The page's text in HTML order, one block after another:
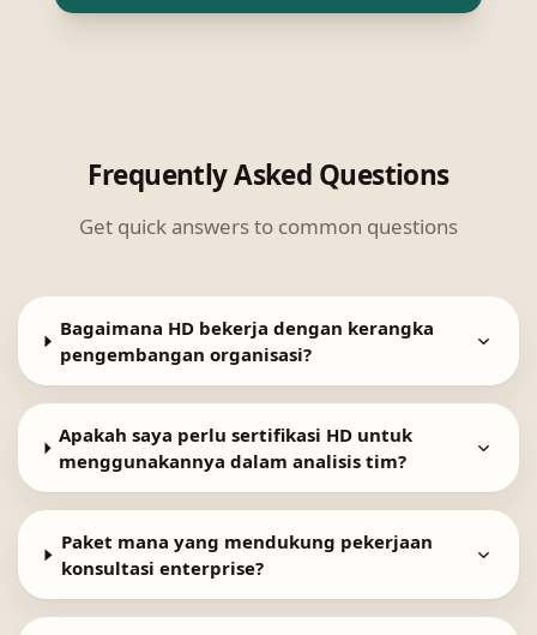
Frequently Asked Questions
Get quick answers to common questions
Bagaimana HD bekerja dengan kerangka
pengembangan organisasi?
Apakah saya perlu sertifikasi HD untuk
menggunakannya dalam analisis tim?
Paket mana yang mendukung pekerjaan
konsultasi enterprise?